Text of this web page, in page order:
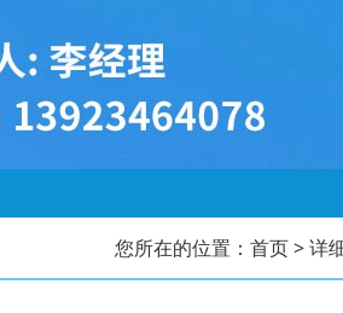
您所在的位置： 首页> 详